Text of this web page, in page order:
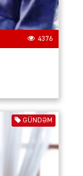
4376
GÜNDƏM